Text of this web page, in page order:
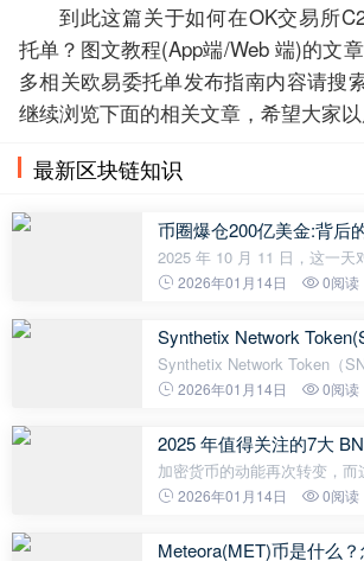
到此这篇关于如何在OK交易所
托单？图文教程(App端/Web 端)的文
多相关欧易委托单发布指南内容请搜
继续浏览下面的相关文章，希望大家以
最新区块链知识
币圈爆仓200亿美金:背后
2025 年 10 月 11 日，这一天
说，是一场噩梦。 比特币的价
为惨烈，达到了 16%。恐慌
2026年01月14日 0阅读
Synthetix Network
Synthetix Network Token（
的开创者，允许用户通过抵押
（Synths），无需持有实物。
2026年01月14日 0阅读
2025 年值得关注的7大
加密货币的动能再次转变，
潮流。经过多年的稳健发展，
1368.75美元的历史新高，这
2026年01月14日 0阅读
Meteora(MET)币是什么